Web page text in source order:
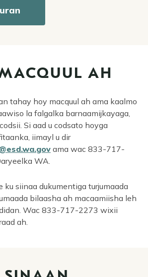
AH
tahay hoy macquul ah ama kaalmo
la falgalka barnaamijkayaga,
Si aad u codsato hoyga
iimayl u dir
ama wac 833-717-
WA.
ku siinaa dukumentiga turjumaada
bilaasha ah macaamiisha leh
Wac 833-717-2273 wixii
ah.